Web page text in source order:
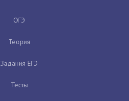
ОГЭ
Теория
Задания ЕГЭ
Тесты